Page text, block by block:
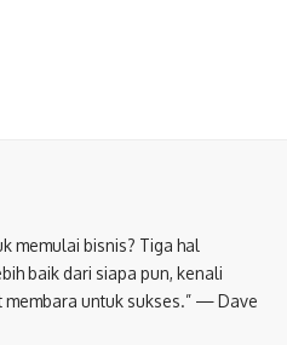
memulai bisnis? Tiga hal
baik dari siapa pun, kenali
untuk sukses.” — Dave